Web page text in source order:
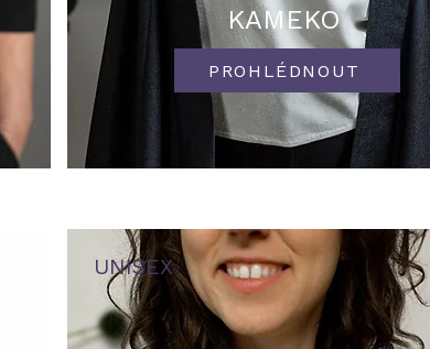
KAMEKO
PROHLÉDNOUT
UNISEX